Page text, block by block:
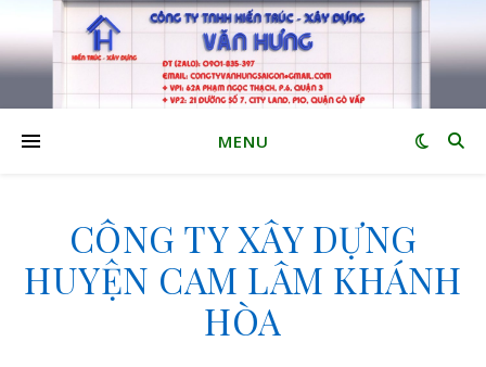
MENU
CÔNG TY XÂY DỰNG
HUYỆN CAM LÂM KHÁNH
HÒA